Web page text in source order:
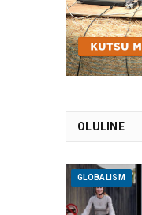
OLULINE
GLOBALISM